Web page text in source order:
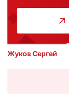
Жуков Сергей